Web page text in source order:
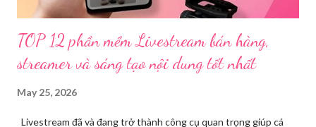
TOP 12 phần mềm Livestream bán hàng,
streamer và sáng tạo nội dung tốt nhất
May 25, 2026
Livestream đã và đang trở thành công cụ quan trọng giúp cá